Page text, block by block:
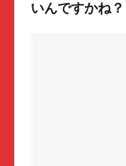
いんですかね？